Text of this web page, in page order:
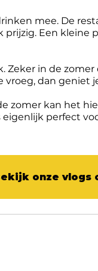
mee. De
prijzig. Een kleine
Zeker in de
vroeg, dan geniet
zomer kan het
perfect
onze vlogs